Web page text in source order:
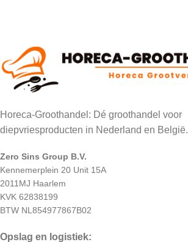
Horeca-Groothandel: Dé groothandel voor
diepvriesproducten in Nederland en België.
Zero Sins Group B.V.
Kennemerplein 20 Unit 15A
2011MJ Haarlem
KVK 62838199
BTW NL854977867B02
Opslag en logistiek: